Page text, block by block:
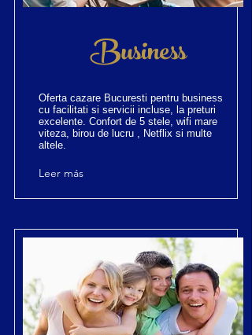
Business
Oferta cazare Bucuresti pentru business
cu facilitati si servicii incluse, la preturi
excelente. Confort de 5 stele, wifi mare
viteza, birou de lucru , Netflix si multe
altele.
Leer más